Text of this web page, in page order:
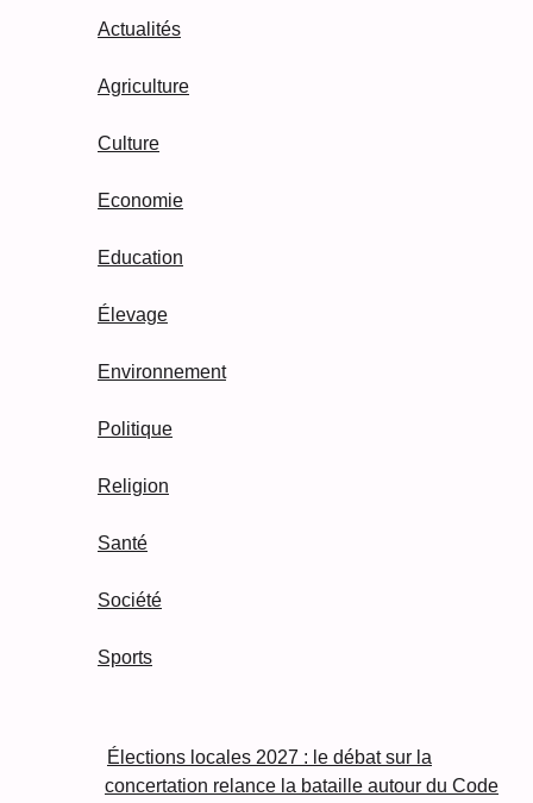
Actualités
Agriculture
Culture
Economie
Education
Élevage
Environnement
Politique
Religion
Santé
Société
Sports
Élections locales 2027 : le débat sur la
concertation relance la bataille autour du Code